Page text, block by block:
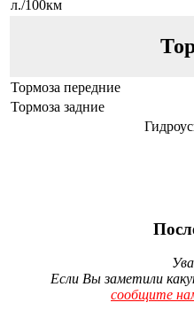
л./100км
Тормоза передние
Тормоза задние
Если Вы заметили
сообщите